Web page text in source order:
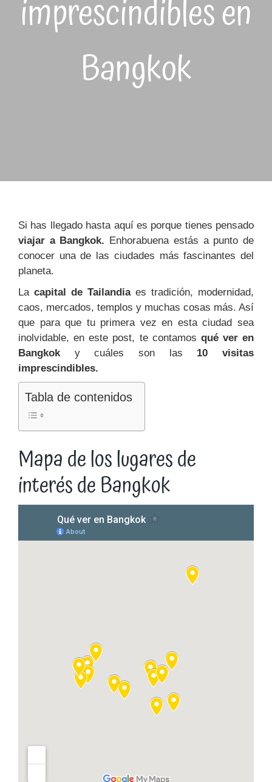
imprescindibles en
Bangkok
Si has llegado hasta aquí es porque tienes pensado
viajar a Bangkok. Enhorabuena estás a punto de
conocer una de las ciudades más fascinantes del
planeta.
La capital de Tailandiaes tradición, modernidad,
caos, mercados, templos y muchas cosas más. Así
que para que tu primera vez en esta ciudad sea
inolvidable, en este post, te contamos qué ver en
Bangkoky cuáles son las 10 visitas
imprescindibles.
Tabla de contenidos
Mapa de los lugares de
interés de Bangkok